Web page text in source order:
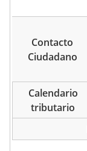
Contacto
Ciudadano
Calendario
tributario